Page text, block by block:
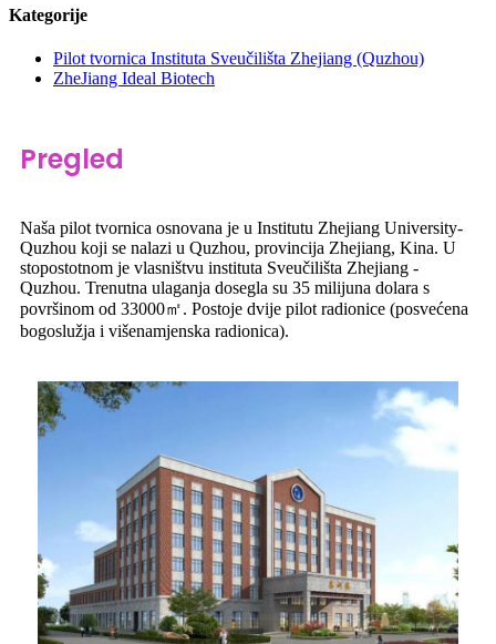
Kategorije
Pilot tvornica Instituta Sveučilišta Zhejiang (Quzhou)
ZheJiang Ideal Biotech
Pregled
Naša pilot tvornica osnovana je u Institutu Zhejiang University-
Quzhou koji se nalazi u Quzhou, provincija Zhejiang, Kina. U
stopostotnom je vlasništvu instituta Sveučilišta Zhejiang -
Quzhou. Trenutna ulaganja dosegla su 35 milijuna dolara s
površinom od 33000㎡. Postoje dvije pilot radionice (posvećena
bogoslužja i višenamjenska radionica).